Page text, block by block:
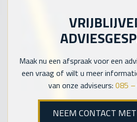
Maak nu een afspraak voor een
een vraag of wilt u meer
van onze adviseurs: 085
NEEM CONTACT